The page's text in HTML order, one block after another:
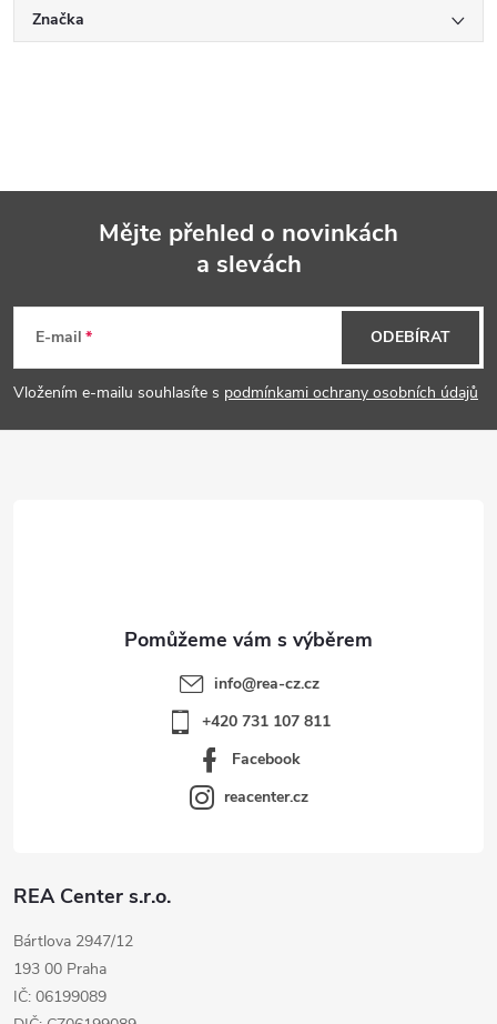
Značka
p
a
Mějte přehled o novinkách
a slevách
E-mail
Vložením e-mailu souhlasíte s podmínkami ochrany osobních údajů
ODEBÍRAT
REA Center s.r.o.
Bártlova 2947/12
193 00 Praha
IČ: 06199089
info@rea-cz.cz
+420 731 107 811
Facebook
reacenter.cz